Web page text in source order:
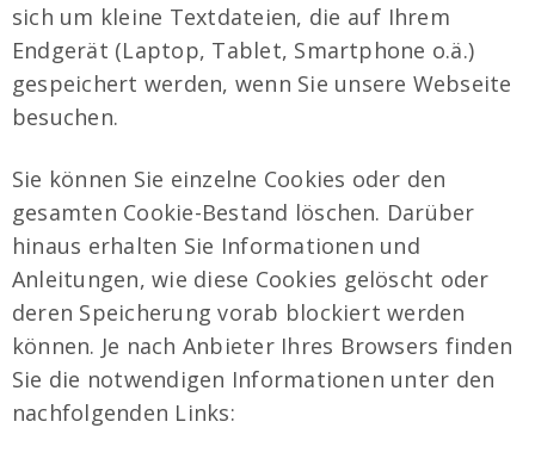
sich um kleine Textdateien, die auf Ihrem
Endgerät (Laptop, Tablet, Smartphone o.ä.)
gespeichert werden, wenn Sie unsere Webseite
besuchen.
Sie können Sie einzelne Cookies oder den
gesamten Cookie-Bestand löschen. Darüber
hinaus erhalten Sie Informationen und
Anleitungen, wie diese Cookies gelöscht oder
deren Speicherung vorab blockiert werden
können. Je nach Anbieter Ihres Browsers finden
Sie die notwendigen Informationen unter den
nachfolgenden Links: